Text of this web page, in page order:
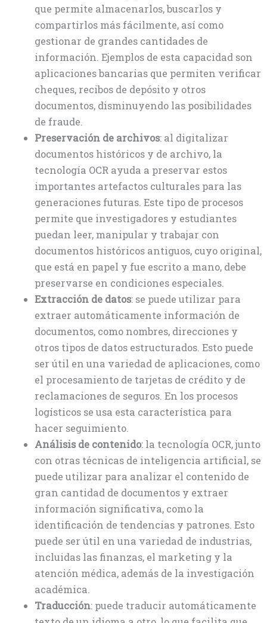
que permite almacenarlos, buscarlos y
compartirlos más fácilmente, así como
gestionar de grandes cantidades de
información. Ejemplos de esta capacidad son
aplicaciones bancarias que permiten verificar
cheques, recibos de depósito y otros
documentos, disminuyendo las posibilidades
de fraude.
Preservación de archivos: al digitalizar
documentos históricos y de archivo, la
tecnología OCR ayuda a preservar estos
importantes artefactos culturales para las
generaciones futuras. Este tipo de procesos
permite que investigadores y estudiantes
puedan leer, manipular y trabajar con
documentos históricos antiguos, cuyo original,
que está en papel y fue escrito a mano, debe
preservarse en condiciones especiales.
Extracción de datos: se puede utilizar para
extraer automáticamente información de
documentos, como nombres, direcciones y
otros tipos de datos estructurados. Esto puede
ser útil en una variedad de aplicaciones, como
el procesamiento de tarjetas de crédito y de
reclamaciones de seguros. En los procesos
logísticos se usa esta característica para
hacer seguimiento.
Análisis de contenido: la tecnología OCR, junto
con otras técnicas de inteligencia artificial, se
puede utilizar para analizar el contenido de
gran cantidad de documentos y extraer
información significativa, como la
identificación de tendencias y patrones. Esto
puede ser útil en una variedad de industrias,
incluidas las finanzas, el marketing y la
atención médica, además de la investigación
académica.
Traducción: puede traducir automáticamente